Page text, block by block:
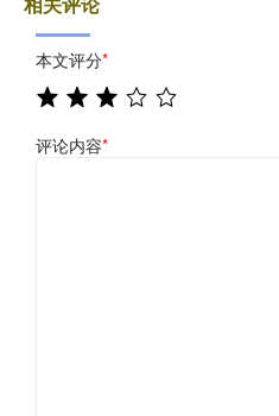
本文评分*
评论内容*